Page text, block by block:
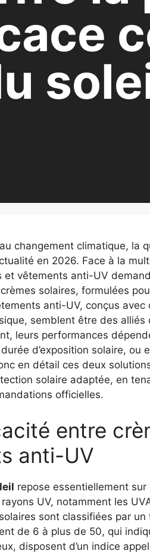
changement climatique, la
en 2026. Face à la
vêtements anti-UV
solaires, formulées
anti-UV, conçus avec
semblent être des alliés
leurs performances
d’exposition solaire, ou
en détail ces deux
solaire adaptée, en
officielles.
entre
anti-UV
repose essentiellement
UV, notamment les
sont classifiées par un
de 6 à plus de 50, qui
disposent d’un indice